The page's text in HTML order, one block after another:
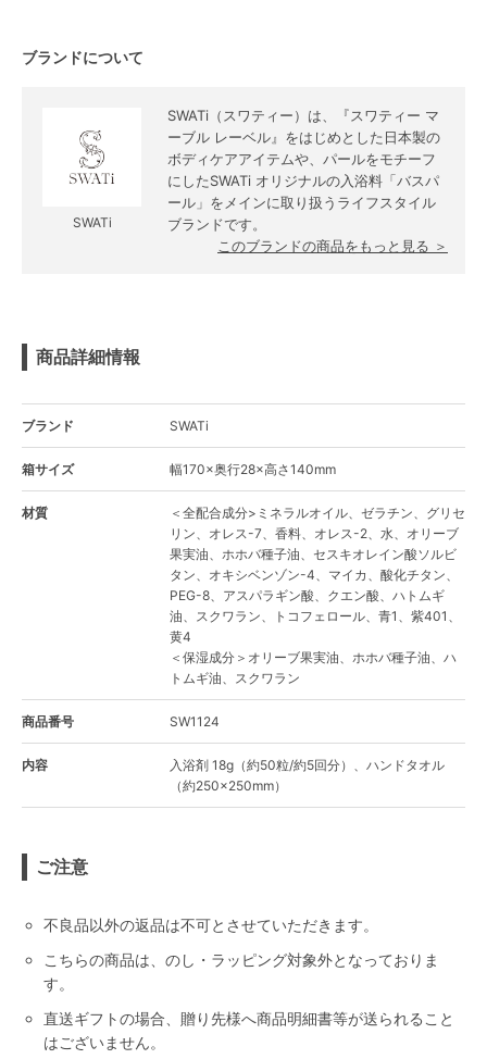
ブランドについて
SWATi
SWATi（スワティー）は、『スワティー マ
ーブル レーベル』をはじめとした日本製の
ボディケアアイテムや、パールをモチーフ
にしたSWATi オリジナルの入浴料「バスパ
ール」をメインに取り扱うライフスタイル
ブランドです。
このブランドの商品をもっと見る ＞
商品詳細情報
ブランド SWATi
箱サイズ 幅170×奥行28×高さ140mm
材質
＜全配合成分>ミネラルオイル、ゼラチン、グリセ
リン、オレス-7、香料、オレス-2、水、オリーブ
果実油、ホホバ種子油、セスキオレイン酸ソルビ
タン、オキシベンゾン-4、マイカ、酸化チタン、
PEG-8、アスパラギン酸、クエン酸、ハトムギ
油、スクワラン、トコフェロール、青1、紫401、
黄4
＜保湿成分＞オリーブ果実油、ホホバ種子油、ハ
トムギ油、スクワラン
商品番号 SW1124
内容
入浴剤 18g（約50粒/約5回分）、ハンドタオル
（約250×250mm）
ご注意
不良品以外の返品は不可とさせていただきます。
こちらの商品は、のし・ラッピング対象外となっておりま
す。
直送ギフトの場合、贈り先様へ商品明細書等が送られること
はございません。